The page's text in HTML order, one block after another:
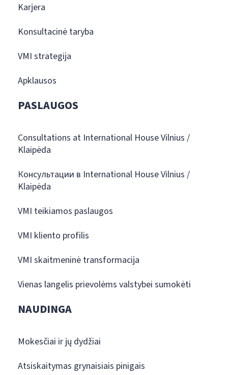
Karjera
Konsultacinė taryba
VMI strategija
Apklausos
PASLAUGOS
Consultations at International House Vilnius /
Klaipėda
Консультации в International House Vilnius /
Klaipėda
VMI teikiamos paslaugos
VMI kliento profilis
VMI skaitmeninė transformacija
Vienas langelis prievolėms valstybei sumokėti
NAUDINGA
Mokesčiai ir jų dydžiai
Atsiskaitymas grynaisiais pinigais